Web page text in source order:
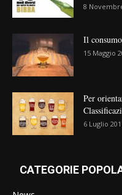
8
Il
15 Maggio
Per
6 Luglio
CATEGORIE